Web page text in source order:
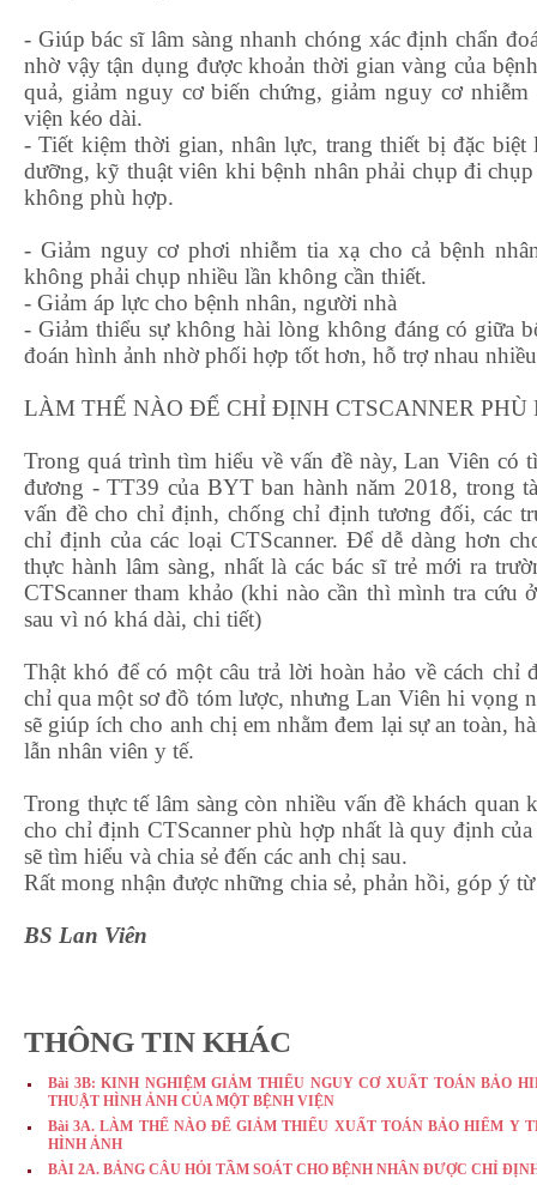
- Giúp bác sĩ lâm sàng nhanh chóng xác định chẩn
nhờ vậy tận dụng được khoản thời gian vàng của
quả, giảm nguy cơ biến chứng, giảm nguy cơ
viện kéo dài.
- Tiết kiệm thời gian, nhân lực, trang thiết bị đặc biệt
dưỡng, kỹ thuật viên khi bệnh nhân phải chụp đi
không phù hợp.
- Giảm nguy cơ phơi nhiễm tia xạ cho cả bệnh
không phải chụp nhiều lần không cần thiết.
- Giảm áp lực cho bệnh nhân, người nhà
- Giảm thiểu sự không hài lòng không đáng có giữa
đoán hình ảnh nhờ phối hợp tốt hơn, hỗ trợ nhau
LÀM THẾ NÀO ĐỂ CHỈ ĐỊNH CTSCANNER PHÙ
Trong quá trình tìm hiểu về vấn đề này, Lan Viên có
đương - TT39 của BYT ban hành năm 2018, trong
vấn đề cho chỉ định, chống chỉ định tương đối, các
chỉ định của các loại CTScanner. Để dễ dàng hơn
thực hành lâm sàng, nhất là các bác sĩ trẻ mới ra
CTScanner tham khảo (khi nào cần thì mình tra cứu
sau vì nó khá dài, chi tiết)
Thật khó để có một câu trả lời hoàn hảo về cách chỉ
chỉ qua một sơ đồ tóm lược, nhưng Lan Viên hi vọng
sẽ giúp ích cho anh chị em nhằm đem lại sự an toàn,
lẫn nhân viên y tế.
Trong thực tế lâm sàng còn nhiều vấn đề khách quan
cho chỉ định CTScanner phù hợp nhất là quy định
sẽ tìm hiểu và chia sẻ đến các anh chị sau.
Rất mong nhận được những chia sẻ, phản hồi, góp ý
BS Lan Viên
THÔNG TIN KHÁC
Bài 3B: KINH NGHIỆM GIẢM THIỂU NGUY CƠ XUẤT TOÁN BẢO
THUẬT HÌNH ẢNH CỦA MỘT BỆNH VIỆN
Bài 3A. LÀM THẾ NÀO ĐỂ GIẢM THIỂU XUẤT TOÁN BẢO HIỂM Y
HÌNH ẢNH
BÀI 2A. BẢNG CÂU HỎI TẦM SOÁT CHO BỆNH NHÂN ĐƯỢC CHỈ